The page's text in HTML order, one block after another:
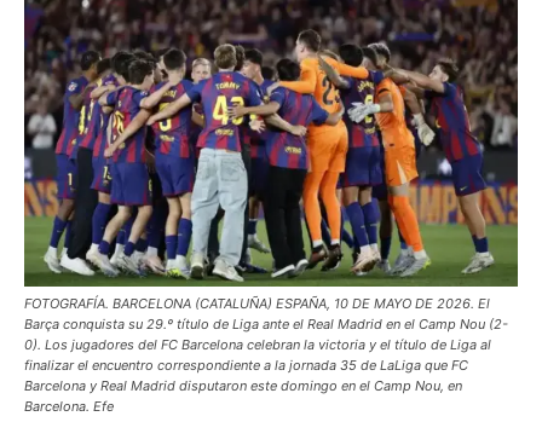
FOTOGRAFÍA. BARCELONA (CATALUÑA) ESPAÑA, 10 DE MAYO DE 2026. El
Barça conquista su 29.º título de Liga ante el Real Madrid en el Camp Nou (2-
0). Los jugadores del FC Barcelona celebran la victoria y el título de Liga al
finalizar el encuentro correspondiente a la jornada 35 de LaLiga que FC
Barcelona y Real Madrid disputaron este domingo en el Camp Nou, en
Barcelona. Efe